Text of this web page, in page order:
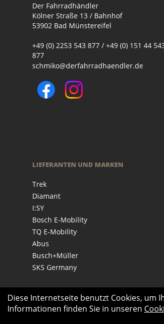
Der Fahrradhändler
Kölner Straße 13 / Bahnhof
53902 Bad Münstereifel
+49 (0) 2253 543 877 / +49 (0) 151 44
877
schmiko@derfahrradhaendler.de
LIEFERANTEN UND MARKEN
Trek
Diamant
I:SY
Bosch E-Mobility
TQ E-Mobility
Abus
Busch+Müller
SKS Germany
Diese Internetseite benutzt Cookies, um
Informationen finden Sie in unseren